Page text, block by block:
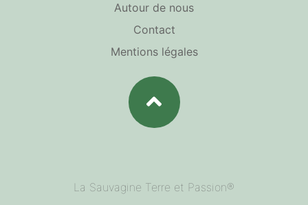
Autour de nous
Contact
Mentions légales
La Sauvagine Terre et Passion®